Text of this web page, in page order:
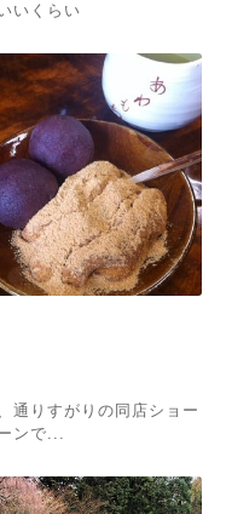
いくらい
通りすがりの同店ショー
ンで...